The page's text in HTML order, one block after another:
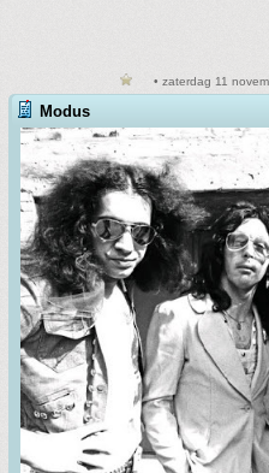
• zaterdag 11
Modus